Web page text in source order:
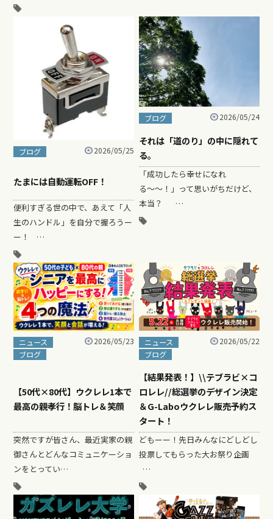
ブログ 2026/05/25
たまには自動運転OFF！
便利すぎる世の中で、あえて「人
生のハンドル」を自分で握ろうー
ー！ …
ブログ 2026/05/24
それは「道のり」の中に隠れて
る。
「成功したら幸せになれ
る〜〜！」って思いがちだけど、
本当？ …
ニュース
ブログ
2026/05/23
【50代×80代】ウクレレ1本で
最高の親孝行！脳トレ＆笑顔
突然ですが皆さん、最近実家の親
御さんとどんなコミュニケーショ
ンをとってい…
ニュース
ブログ
2026/05/22
【結果発表！】\\テブラビ×コ
ロレレ//総選挙のデザイン決定
＆G-Laboウクレレ販売予約ス
タート！
どもーー！先日みんなにどしどし
投票してもらった大お祭り企画
…